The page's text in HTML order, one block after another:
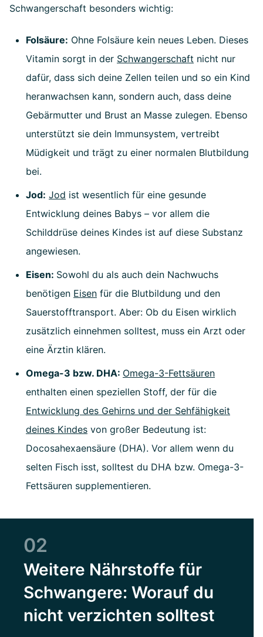
Schwangerschaft besonders wichtig:
Folsäure: Ohne Folsäure kein neues Leben. Dieses
Vitamin sorgt in der Schwangerschaft nicht nur
dafür, dass sich deine Zellen teilen und so ein Kind
heranwachsen kann, sondern auch, dass deine
Gebärmutter und Brust an Masse zulegen. Ebenso
unterstützt sie dein Immunsystem, vertreibt
Müdigkeit und trägt zu einer normalen Blutbildung
bei.
Jod: Jod ist wesentlich für eine gesunde
Entwicklung deines Babys – vor allem die
Schilddrüse deines Kindes ist auf diese Substanz
angewiesen.
Eisen: Sowohl du als auch dein Nachwuchs
benötigen Eisen für die Blutbildung und den
Sauerstofftransport. Aber: Ob du Eisen wirklich
zusätzlich einnehmen solltest, muss ein Arzt oder
eine Ärztin klären.
Omega-3 bzw. DHA: Omega-3-Fettsäuren
enthalten einen speziellen Stoff, der für die
Entwicklung des Gehirns und der Sehfähigkeit
deines Kindes von großer Bedeutung ist:
Docosahexaensäure (DHA). Vor allem wenn du
selten Fisch isst, solltest du DHA bzw. Omega-3-
Fettsäuren supplementieren.
02
Weitere Nährstoffe für
Schwangere: Worauf du
nicht verzichten solltest